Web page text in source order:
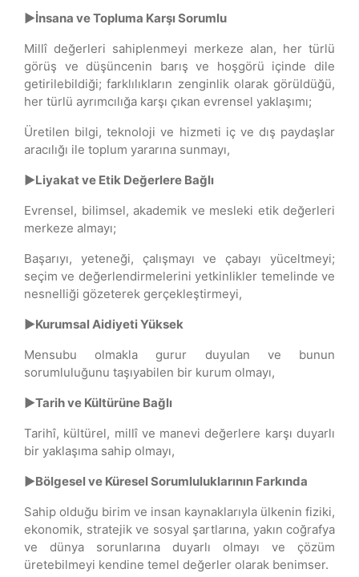
►İnsana ve Topluma Karşı Sorumlu
Millî değerleri sahiplenmeyi merkeze alan, her türlü
görüş ve düşüncenin barış ve hoşgörü içinde dile
getirilebildiği; farklılıkların zenginlik olarak görüldüğü,
her türlü ayrımcılığa karşı çıkan evrensel yaklaşımı;
Üretilen bilgi, teknoloji ve hizmeti iç ve dış paydaşlar
aracılığı ile toplum yararına sunmayı,
►Liyakat ve Etik Değerlere Bağlı
Evrensel, bilimsel, akademik ve mesleki etik değerleri
merkeze almayı;
Başarıyı, yeteneği, çalışmayı ve çabayı yüceltmeyi;
seçim ve değerlendirmelerini yetkinlikler temelinde ve
nesnelliği gözeterek gerçekleştirmeyi,
►Kurumsal Aidiyeti Yüksek
Mensubu olmakla gurur duyulan ve bunun
sorumluluğunu taşıyabilen bir kurum olmayı,
►Tarih ve Kültürüne Bağlı
Tarihî, kültürel, millî ve manevi değerlere karşı duyarlı
bir yaklaşıma sahip olmayı,
►Bölgesel ve Küresel Sorumluluklarının Farkında
Sahip olduğu birim ve insan kaynaklarıyla ülkenin fiziki,
ekonomik, stratejik ve sosyal şartlarına, yakın coğrafya
ve dünya sorunlarına duyarlı olmayı ve çözüm
üretebilmeyi kendine temel değerler olarak benimser.